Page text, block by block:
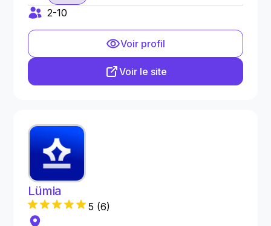
2-10
Voir profil
Voir le site
Lümia
5 (6)